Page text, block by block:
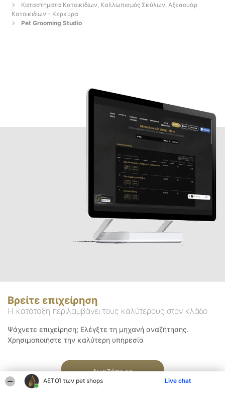
ΑΕΤΟΊ των pet shops Live chat
Καταστήματα Κατοικιδίων, Καλλωπισμός Σκύλων, Αξεσουάρ
Κατοικιδίων - Κερκυρα
Pet Grooming Studio
Βρείτε επιχείρηση
Η κατάταξη περιλαμβάνει τους καλύτερους στον κλάδο
Ψάχνετε επιχείρηση; Ελέγξτε τη μηχανή αναζήτησης.
Χρησιμοποιήστε την καλύτερη υπηρεσία
Αναζήτηση